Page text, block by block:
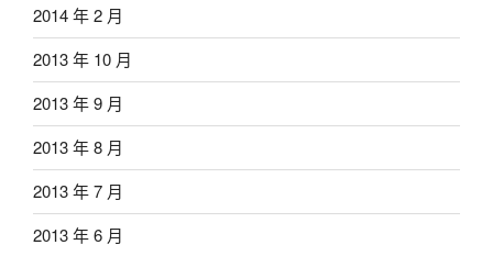
2014 年 2 月
2013 年 10 月
2013 年 9 月
2013 年 8 月
2013 年 7 月
2013 年 6 月